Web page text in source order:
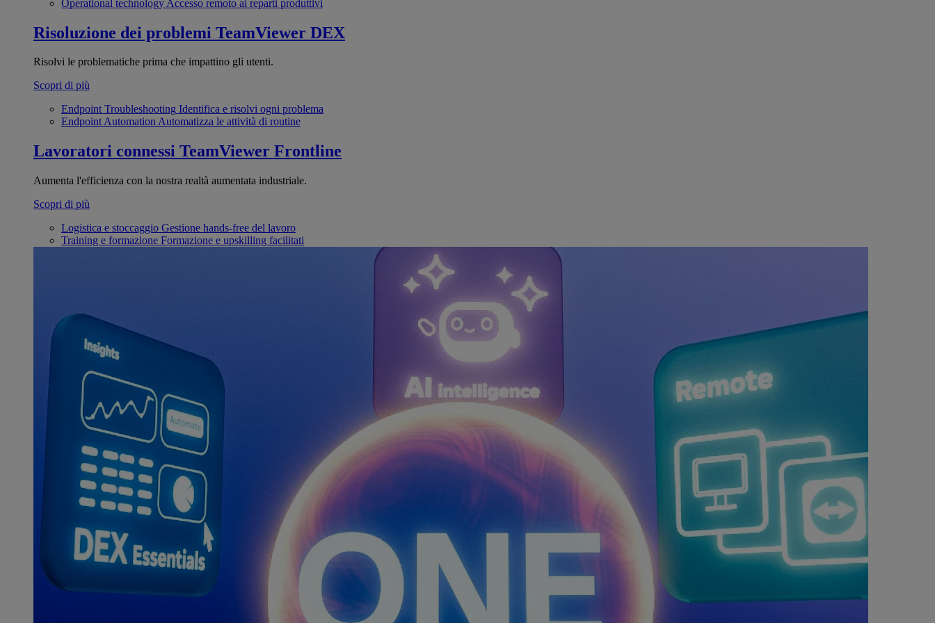
Operational technology Accesso remoto ai reparti produttivi
Risoluzione dei problemi TeamViewer DEX
Risolvi le problematiche prima che impattino gli utenti.
Scopri di più
Endpoint Troubleshooting Identifica e risolvi ogni problema
Endpoint AutomationAutomatizza le attività di routine
Lavoratori connessi TeamViewer Frontline
Aumenta l'efficienza con la nostra realtà aumentata industriale.
Scopri di più
Logistica e stoccaggio Gestione hands-free del lavoro
Training e formazione Formazione e upskilling facilitati